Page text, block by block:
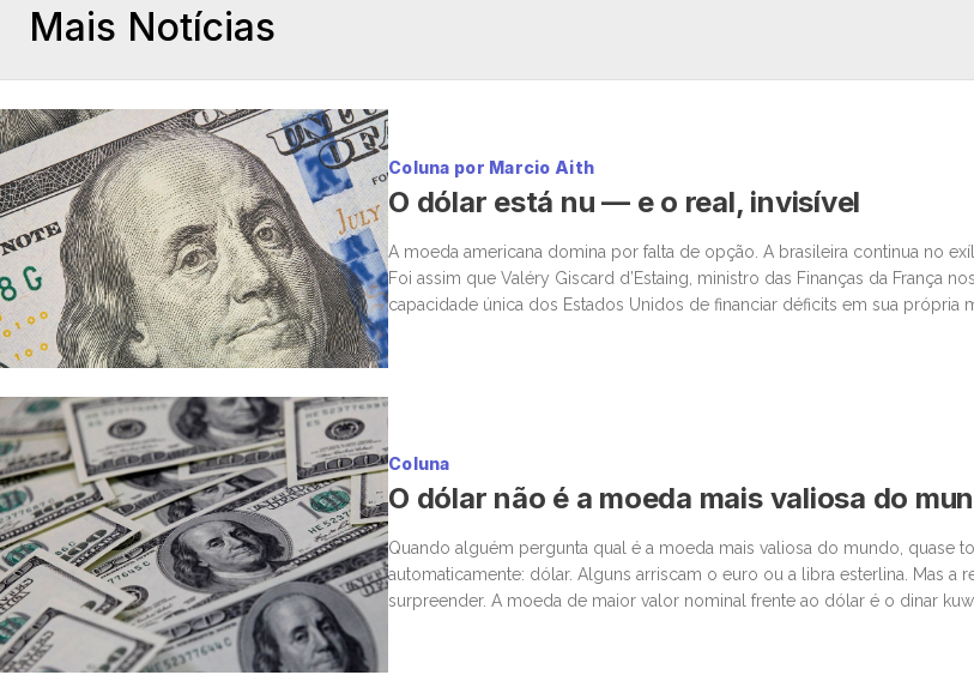
Mais Notícias
Coluna por Marcio Aith
O dólar está nu — e o real, invisível
A moeda americana domina por falta de opção. A brasileira continua no
Foi assim que Valéry Giscard d’Estaing, ministro das Finanças da França
capacidade única dos Estados Unidos de financiar déficits em sua própria
Coluna
O dólar não é a moeda mais valiosa do
Quando alguém pergunta qual é a moeda mais valiosa do mundo, quase
automaticamente: dólar. Alguns arriscam o euro ou a libra esterlina. Mas a
surpreender. A moeda de maior valor nominal frente ao dólar é o dinar